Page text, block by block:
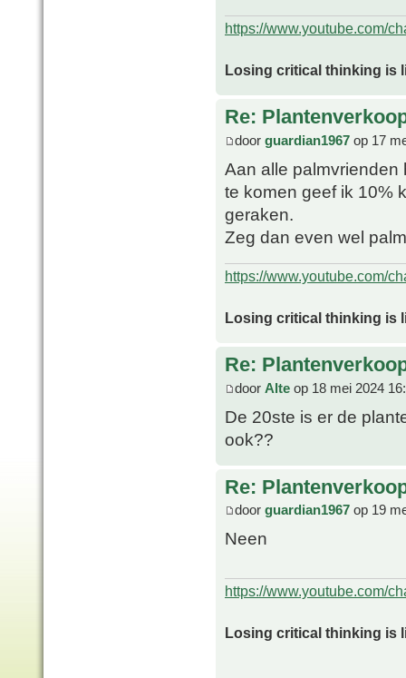
https://www.youtube.com/
Losing critical thinking is
Re:
door guardian1967 op 17
Aan alle palmvrienden
te komen geef ik 10%
geraken.
Zeg dan even wel
https://www.youtube.com/
Losing critical thinking is
Re:
door Alte op 18 mei 2024
De 20ste is er de
ook??
Re:
door guardian1967 op 19
Neen
https://www.youtube.com/
Losing critical thinking is